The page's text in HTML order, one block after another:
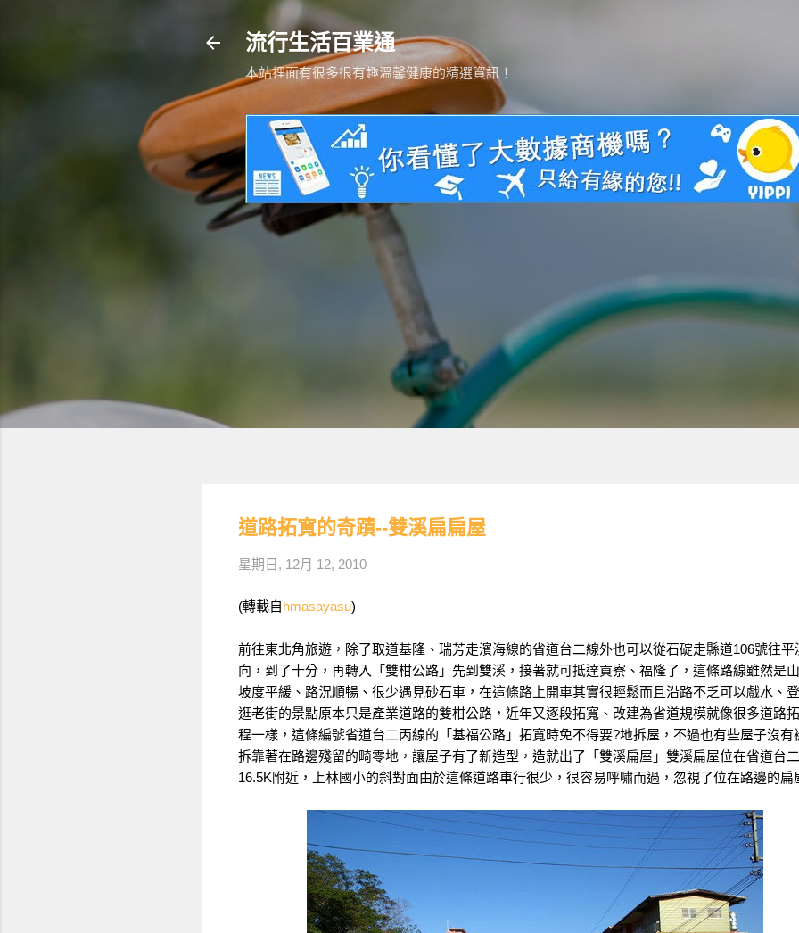
流行生活百業通
本站裡面有很多很有趣溫馨健康的精選資訊！
道路拓寬的奇蹟--雙溪扁扁屋
星期日, 12月 12, 2010
(轉載自hmasayasu)
前往東北角旅遊，除了取道基隆、瑞芳走濱海線的省道台二線外也可以從石碇走縣道106號往平
向，到了十分，再轉入「雙柑公路」先到雙溪，接著就可抵達貢寮、福隆了，這條路線雖然是
坡度平緩、路況順暢、很少遇見砂石車，在這條路上開車其實很輕鬆而且沿路不乏可以戲水、
逛老街的景點原本只是產業道路的雙柑公路，近年又逐段拓寬、改建為省道規模就像很多道路
程一樣，這條編號省道台二丙線的「基福公路」拓寬時免不得要?地拆屋，不過也有些屋子沒有
拆靠著在路邊殘留的畸零地，讓屋子有了新造型，造就出了「雙溪扁屋」雙溪扁屋位在省道台
16.5K附近，上林國小的斜對面由於這條道路車行很少，很容易呼嘯而過，忽視了位在路邊的扁